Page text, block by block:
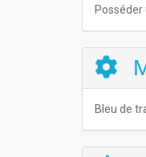
Bleu de